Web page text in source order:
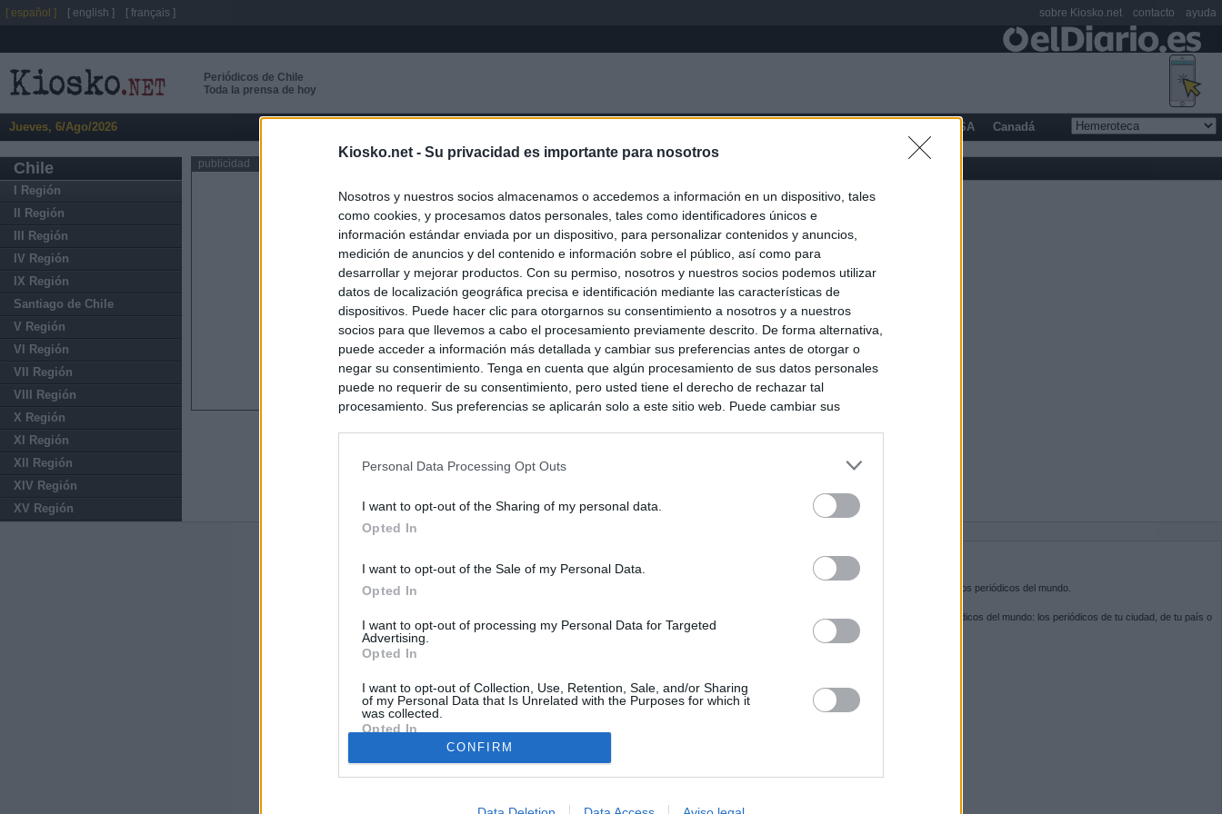
Kiosko.net - Su privacidad es importante para nosotros
Nosotros y nuestros socios almacenamos o accedemos a información en un dispositivo, tales
como cookies, y procesamos datos personales, tales como identificadores únicos e
información estándar enviada por un dispositivo, para personalizar contenidos y anuncios,
medición de anuncios y del contenido e información sobre el público, así como para
desarrollar y mejorar productos. Con su permiso, nosotros y nuestros socios podemos utilizar
datos de localización geográfica precisa e identificación mediante las características de
dispositivos. Puede hacer clic para otorgarnos su consentimiento a nosotros y a nuestros
socios para que llevemos a cabo el procesamiento previamente descrito. De forma alternativa,
puede acceder a información más detallada y cambiar sus preferencias antes de otorgar o
negar su consentimiento. Tenga en cuenta que algún procesamiento de sus datos personales
puede no requerir de su consentimiento, pero usted tiene el derecho de rechazar tal
procesamiento. Sus preferencias se aplicarán solo a este sitio web. Puede cambiar sus
Personal Data Processing Opt Outs
I want to opt-out of the Sharing of my personal data.
Opted In
I want to opt-out of the Sale of my Personal Data.
Opted In
I want to opt-out of processing my Personal Data for Targeted
Advertising.
Opted In
I want to opt-out of Collection, Use, Retention, Sale, and/or Sharing
of my Personal Data that Is Unrelated with the Purposes for which it
was collected.
Opted In
CONFIRM
Periódicos de Chile
Toda la prensa de hoy
Jueves, 6/Ago/2026 USA Canadá
Chile
I Región
II Región
III Región
IV Región
IX Región
Santiago de Chile
V Región
VI Región
VII Región
VIII Región
X Región
XI Región
XII Región
XIV Región
XV Región
publicidad
El consejero al que Ayuso señaló por la compra del ático: "Lo que no se dice es
El Gobierno de Ayuso no puede destinar directamente la venta del ático de
Las cifras del ático: de los honorarios de la inmobiliaria a la estimación de venta
del Gobierno de Ayuso
SOBRE KIOSKO.NET
es la puerta de entrada a los periódicos del mundo.
Navega por las portadas de los periódicos del mundo: los periódicos de tu ciudad, de tu país o
del otro extremo del mundo.
[ español ] [ english ] [ français ] sobre Kiosko.net contacto ayuda